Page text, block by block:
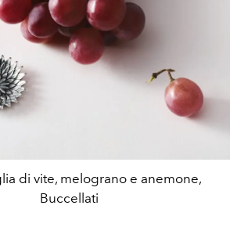
di vite, melograno e anemone,
Buccellati